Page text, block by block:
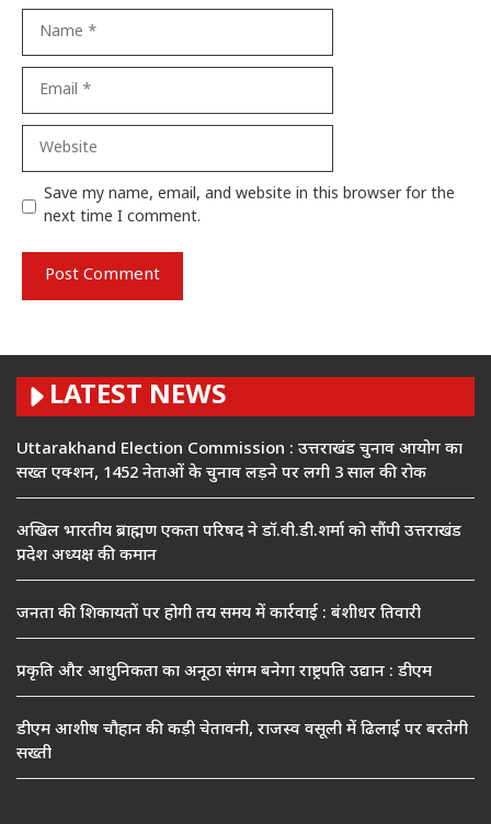
Website
Save my name, email, and website in this browser for the
next time I comment.
LATEST NEWS
Uttarakhand Election Commission : उत्तराखंड चुनाव आयोग का
सख्त एक्शन, 1452 नेताओं के चुनाव लड़ने पर लगी 3 साल की रोक
अखिल भारतीय ब्राह्मण एकता परिषद ने डॉ.वी.डी.शर्मा को सौंपी उत्तराखंड
प्रदेश अध्यक्ष की कमान
जनता की शिकायतों पर होगी तय समय में कार्रवाई : बंशीधर तिवारी
प्रकृति और आधुनिकता का अनूठा संगम बनेगा राष्ट्रपति उद्यान : डीएम
डीएम आशीष चौहान की कड़ी चेतावनी, राजस्व वसूली में ढिलाई पर बरतेगी
सख्ती